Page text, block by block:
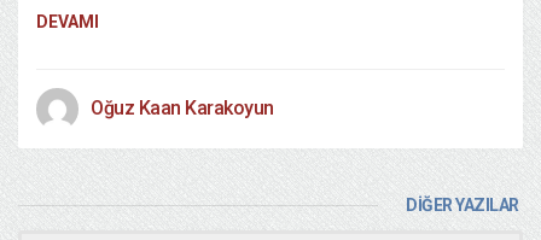
DEVAMI
Oğuz Kaan Karakoyun
DİĞER YAZILAR